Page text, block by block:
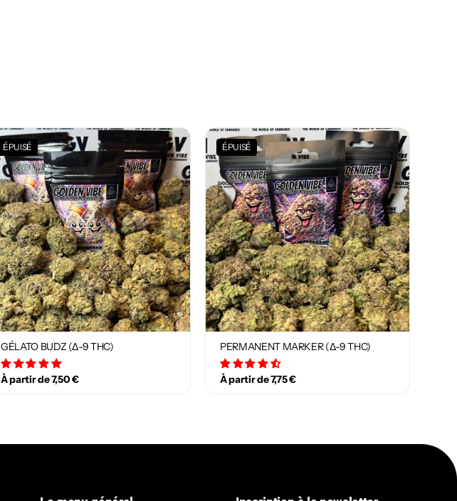
ÉPUISÉ
GÉLATO BUDZ (Δ-9 THC)
À partir de 7,50 €
ÉPUISÉ
PERMANENT MARKER (Δ-9 THC)
À partir de 7,75 €